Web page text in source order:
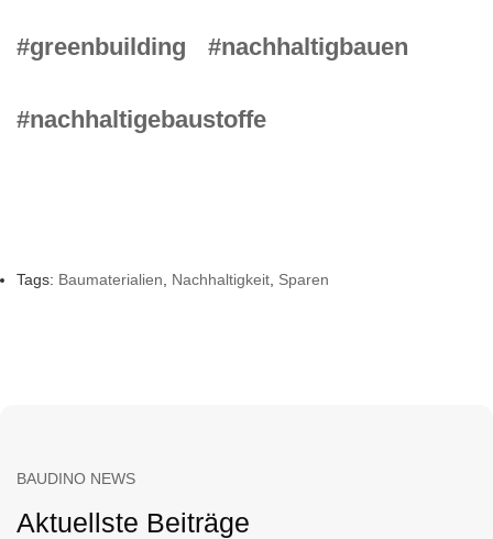
#greenbuilding #nachhaltigbauen
#nachhaltigebaustoffe
Tags: Baumaterialien Nachhaltigkeit Sparen
BAUDINO NEWS
Aktuellste Beiträge